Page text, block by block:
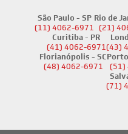
São Paulo - SP
(11) 4062-6971
Rio de
(21)
Curitiba - PR
(41) 4062-6971(43)
Florianópolis - SC
(48) 4062-6971
(51)
(71)